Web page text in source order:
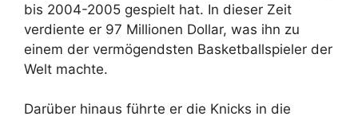
bis 2004-2005 gespielt hat. In dieser Zeit
verdiente er 97 Millionen Dollar, was ihn zu
einem der vermögendsten Basketballspieler der
Welt machte.
Darüber hinaus führte er die Knicks in die